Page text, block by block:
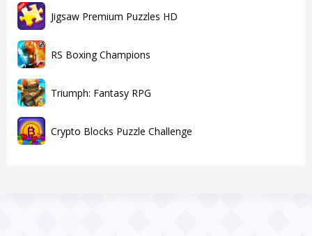
Jigsaw Premium Puzzles HD
RS Boxing Champions
Triumph: Fantasy RPG
Crypto Blocks Puzzle Challenge